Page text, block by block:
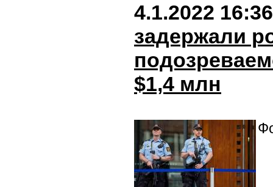
4.1.2022 16:36
задержали
$1,4 млн